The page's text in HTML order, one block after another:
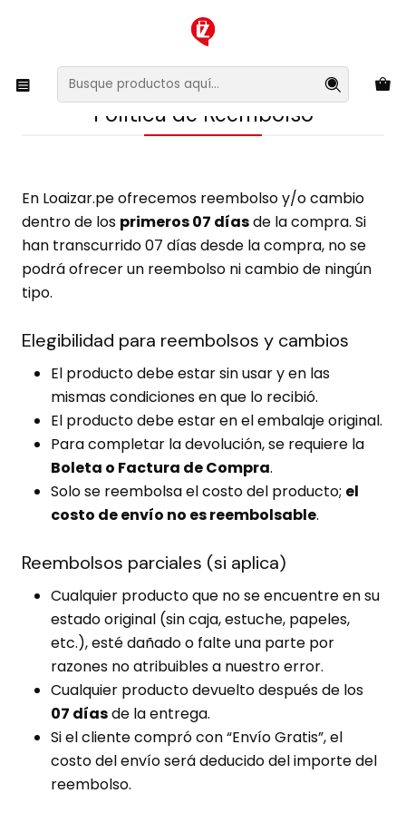
XMAS SALE ¡Compra antes de que la oferta termine!
Política de Reembolso
En Loaizar.pe ofrecemos reembolso y/o cambio
dentro de los primeros 07 díasde la compra. Si
han transcurrido 07 días desde la compra, no se
podrá ofrecer un reembolso ni cambio de ningún
tipo.
Elegibilidad para reembolsos y cambios
El producto debe estar sin usar y en las
mismas condiciones en que lo recibió.
El producto debe estar en el embalaje original.
Para completar la devolución, se requiere la
Boleta o Factura de Compra.
Solo se reembolsa el costo del producto; el
costo de envío no es reembolsable.
Reembolsos parciales (si aplica)
Cualquier producto que no se encuentre en su
estado original (sin caja, estuche, papeles,
etc.), esté dañado o falte una parte por
razones no atribuibles a nuestro error.
Cualquier producto devuelto después de los
07 díasde la entrega.
Si el cliente compró con “Envío Gratis”, el
costo del envío será deducido del importe del
reembolso.